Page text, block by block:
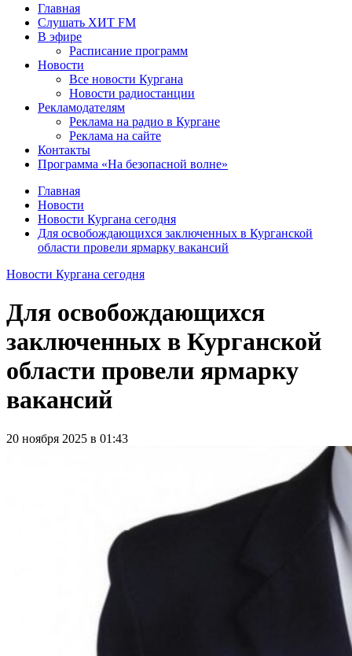
Главная
Слушать ХИТ FM
В эфире
Расписание программ
Новости
Все новости Кургана
Новости радиостанции
Рекламодателям
Реклама на радио в Кургане
Реклама на сайте
Контакты
Программа «На безопасной волне»
Главная
Новости
Новости Кургана сегодня
Для освобождающихся заключенных в Курганской
области провели ярмарку вакансий
Новости Кургана сегодня
Для освобождающихся
заключенных в Курганской
области провели ярмарку
вакансий
20 ноября 2025 в 01:43